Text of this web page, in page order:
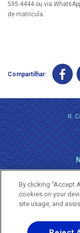
595 4444 ou via
de matrícula.
Compartilhar:
R.
By clicking “Accept
cookies on your
site usage, and